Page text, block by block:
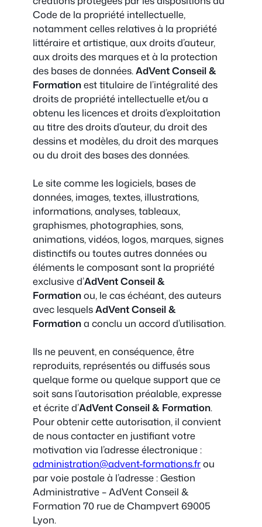
Code de la propriété intellectuelle,
notamment celles relatives à la propriété
littéraire et artistique, aux droits d’auteur,
aux droits des marques et à la protection
des bases de données.AdVent Conseil &
Formationest titulaire de l’intégralité des
droits de propriété intellectuelle et/ou a
obtenu les licences et droits d’exploitation
au titre des droits d’auteur, du droit des
dessins et modèles, du droit des marques
ou du droit des bases des données.
Le site comme les logiciels, bases de
données, images, textes, illustrations,
informations, analyses, tableaux,
graphismes, photographies, sons,
animations, vidéos, logos, marques, signes
distinctifs ou toutes autres données ou
éléments le composant sont la propriété
exclusive d’AdVentConseil &
Formationou, le cas échéant, des auteurs
avec lesquelsAdVent Conseil &
Formationa conclu un accord d’utilisation.
Ils ne peuvent, en conséquence, être
reproduits, représentés ou diffusés sous
quelque forme ou quelque support que ce
soit sans l’autorisation préalable, expresse
et écrite d’AdVent Conseil & Formation.
Pour obtenir cette autorisation, il convient
de nous contacter en justifiant votre
motivation via l’adresse électronique :
administration@advent-formations.frou
par voie postale à l’adresse : Gestion
Administrative – AdVent Conseil &
Formation 70 rue de Champvert 69005
Lyon.